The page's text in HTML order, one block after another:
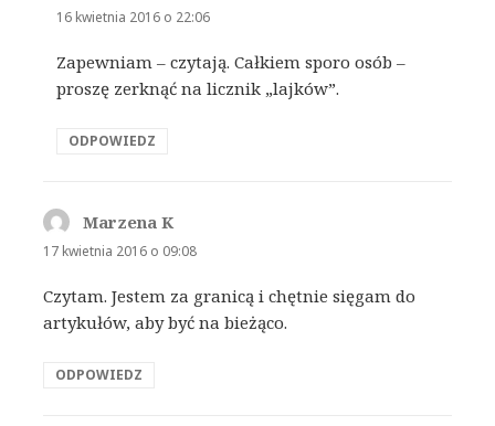
16 kwietnia 2016 o 22:06
Zapewniam – czytają. Całkiem sporo osób –
proszę zerknąć na licznik „lajków”.
ODPOWIEDZ
Marzena Kpisze:
17 kwietnia 2016 o 09:08
Czytam. Jestem za granicą i chętnie sięgam do
artykułów, aby być na bieżąco.
ODPOWIEDZ